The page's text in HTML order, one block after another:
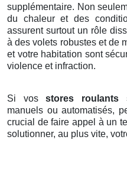
supplémentaire. Non
du chaleur et des
assurent surtout un rôle
à des volets robustes et de
et votre habitation sont
violence et infraction.
Si vosstores roulants
manuels ou automatisés,
crucial de faire appel à un
solutionner, au plus vite,